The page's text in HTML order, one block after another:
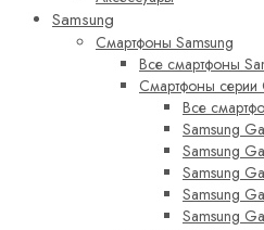
Samsung
Смартфоны Samsung
Все смартфоны
Смартфоны серии
Все
Samsung
Samsung
Samsung
Samsung
Samsung